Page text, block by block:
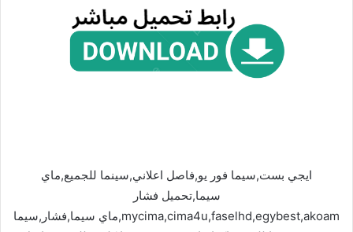
ايجي بست,سيما فور يو,فاصل اعلاني,سينما للجميع,ماي
سيما,تحميل فشار
mycima,cima4u,faselhd,egybest,akoam,ماي سيما,فشار,سيما